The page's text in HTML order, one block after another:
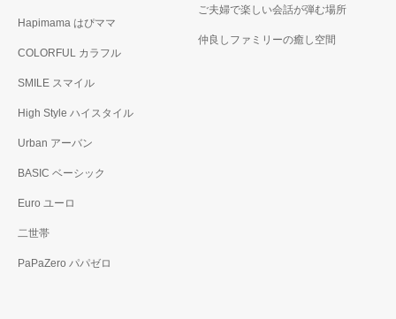
Hapimama はぴママ
COLORFUL カラフル
SMILE スマイル
High Style ハイスタイル
Urban アーバン
BASIC ベーシック
Euro ユーロ
二世帯
PaPaZero パパゼロ
ご夫婦で楽しい会話が弾む場所
仲良しファミリーの癒し空間